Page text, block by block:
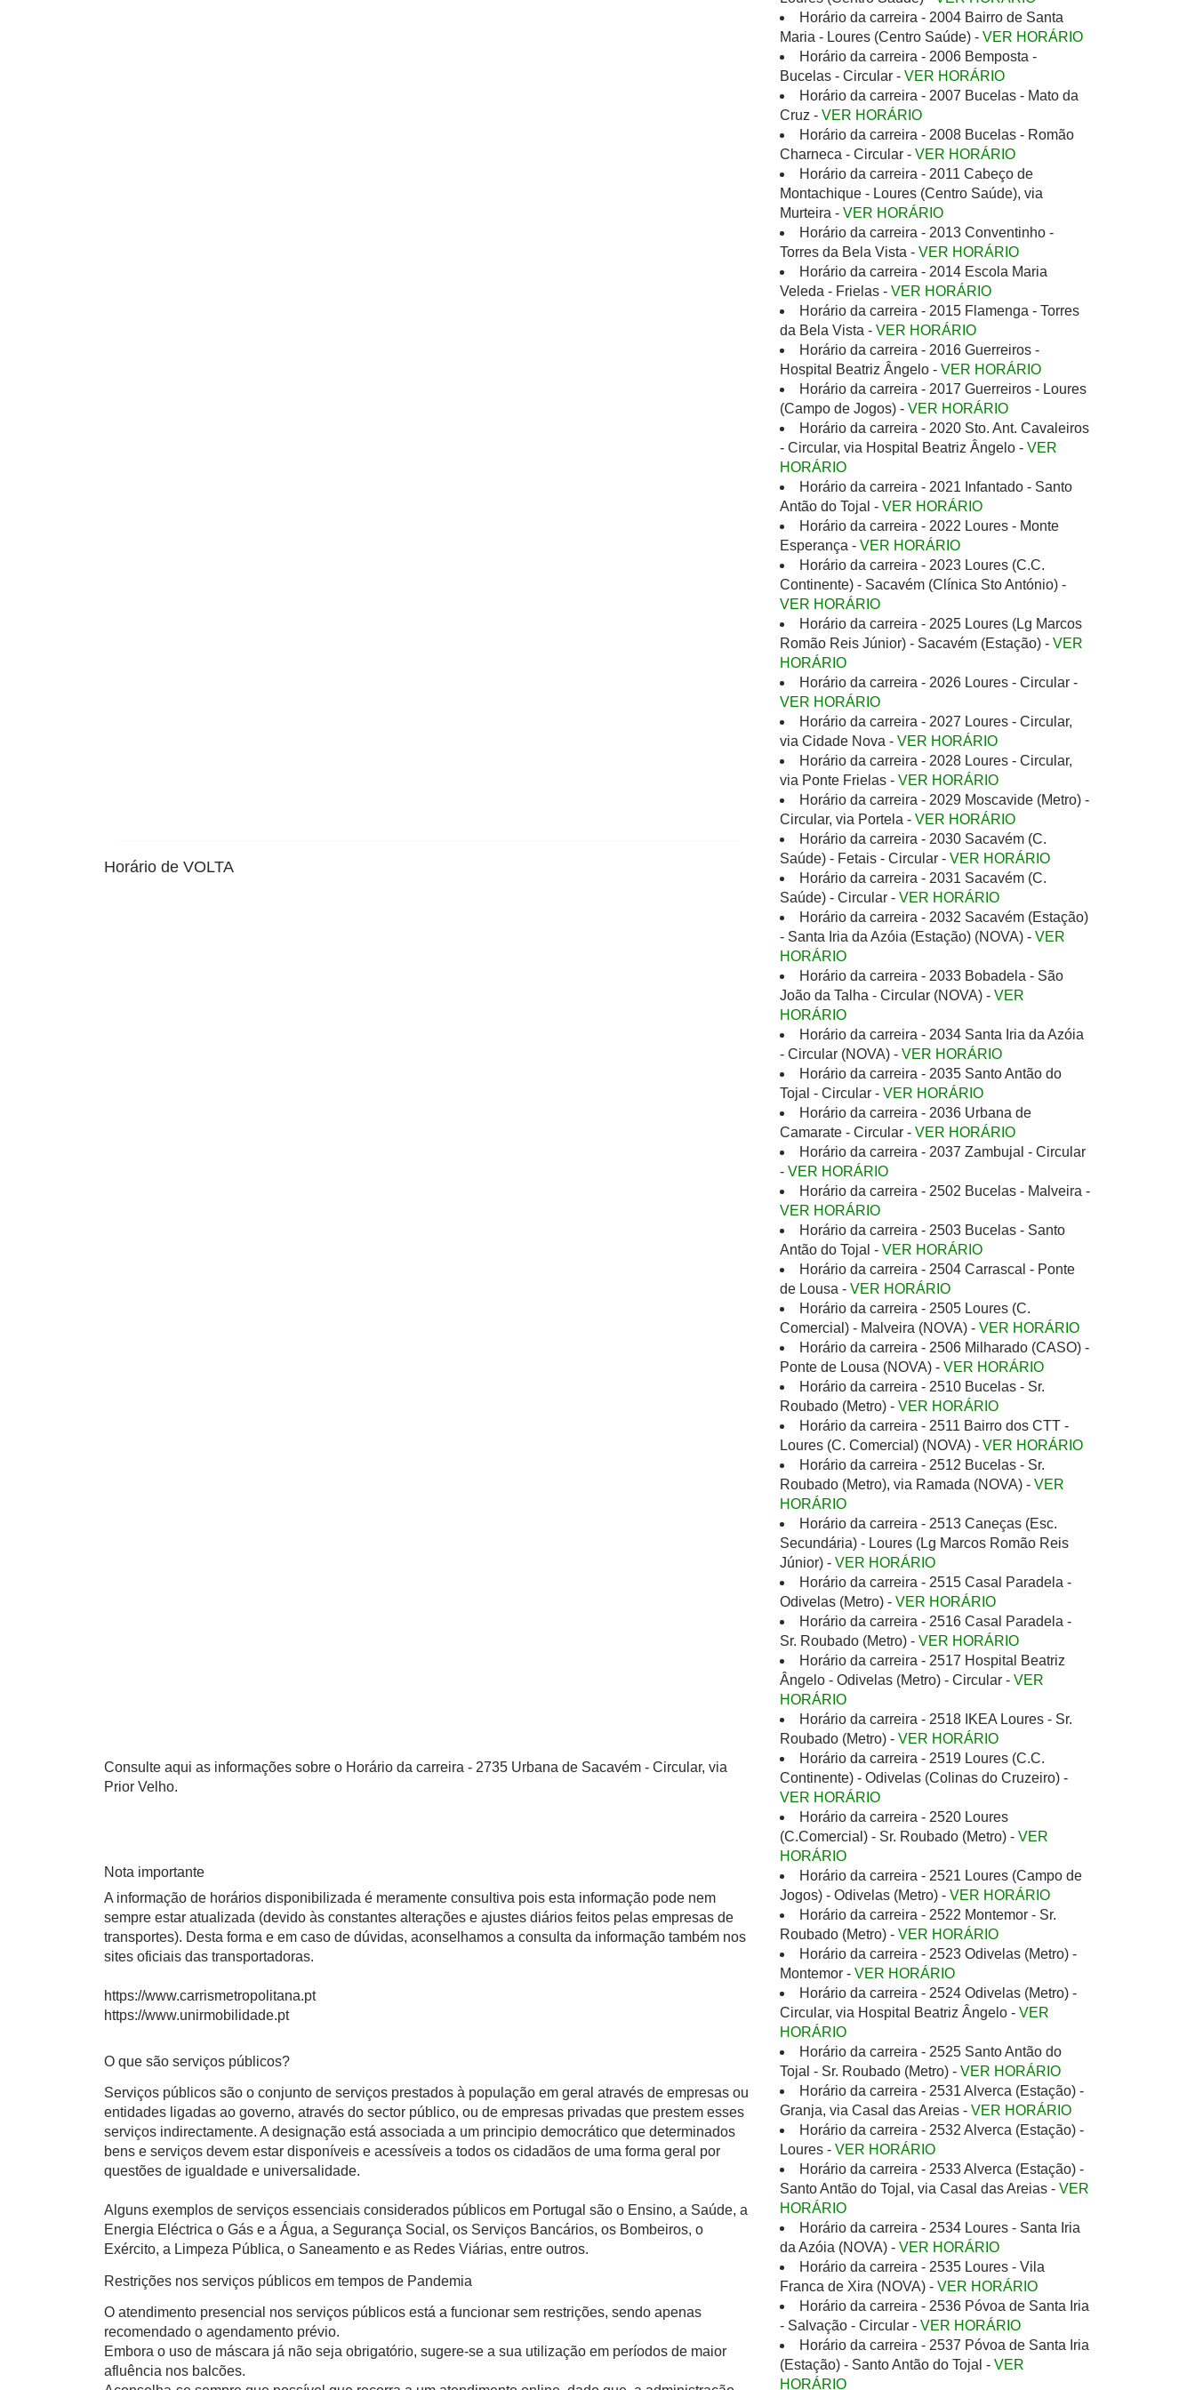
Horário de VOLTA
Consulte aqui as informações sobre o Horário da carreira - 2735 Urbana de Sacavém - Circular, via
Prior Velho.
Nota importante
A informação de horários disponibilizada é meramente consultiva pois esta informação pode nem
sempre estar atualizada (devido às constantes alterações e ajustes diários feitos pelas empresas de
transportes). Desta forma e em caso de dúvidas, aconselhamos a consulta da informação também nos
sites oficiais das transportadoras.
https://www.carrismetropolitana.pt
https://www.unirmobilidade.pt
O que são serviços públicos?
Serviços públicos são o conjunto de serviços prestados à população em geral através de empresas ou
entidades ligadas ao governo, através do sector público, ou de empresas privadas que prestem esses
serviços indirectamente. A designação está associada a um principio democrático que determinados
bens e serviços devem estar disponíveis e acessíveis a todos os cidadãos de uma forma geral por
questões de igualdade e universalidade.
Alguns exemplos de serviços essenciais considerados públicos em Portugal são o Ensino, a Saúde, a
Energia Eléctrica o Gás e a Água, a Segurança Social, os Serviços Bancários, os Bombeiros, o
Exército, a Limpeza Pública, o Saneamento e as Redes Viárias, entre outros.
Restrições nos serviços públicos em tempos de Pandemia
O atendimento presencial nos serviços públicos está a funcionar sem restrições, sendo apenas
recomendado o agendamento prévio.
Embora o uso de máscara já não seja obrigatório, sugere-se a sua utilização em períodos de maior
afluência nos balcões.
Horário da carreira - 2004 Bairro de Santa
Maria - Loures (Centro Saúde) - VER HORÁRIO
Horário da carreira - 2006 Bemposta -
Bucelas - Circular - VER HORÁRIO
Horário da carreira - 2007 Bucelas - Mato da
Cruz - VER HORÁRIO
Horário da carreira - 2008 Bucelas - Romão
Charneca - Circular - VER HORÁRIO
Horário da carreira - 2011 Cabeço de
Montachique - Loures (Centro Saúde), via
Murteira - VER HORÁRIO
Horário da carreira - 2013 Conventinho -
Torres da Bela Vista - VER HORÁRIO
Horário da carreira - 2014 Escola Maria
Veleda - Frielas - VER HORÁRIO
Horário da carreira - 2015 Flamenga - Torres
da Bela Vista - VER HORÁRIO
Horário da carreira - 2016 Guerreiros -
Hospital Beatriz Ângelo - VER HORÁRIO
Horário da carreira - 2017 Guerreiros - Loures
(Campo de Jogos) - VER HORÁRIO
Horário da carreira - 2020 Sto. Ant. Cavaleiros
- Circular, via Hospital Beatriz Ângelo - VER
HORÁRIO
Horário da carreira - 2021 Infantado - Santo
Antão do Tojal - VER HORÁRIO
Horário da carreira - 2022 Loures - Monte
Esperança - VER HORÁRIO
Horário da carreira - 2023 Loures (C.C.
Continente) - Sacavém (Clínica Sto António) -
VER HORÁRIO
Horário da carreira - 2025 Loures (Lg Marcos
Romão Reis Júnior) - Sacavém (Estação) - VER
HORÁRIO
Horário da carreira - 2026 Loures - Circular -
VER HORÁRIO
Horário da carreira - 2027 Loures - Circular,
via Cidade Nova - VER HORÁRIO
Horário da carreira - 2028 Loures - Circular,
via Ponte Frielas - VER HORÁRIO
Horário da carreira - 2029 Moscavide (Metro) -
Circular, via Portela - VER HORÁRIO
Horário da carreira - 2030 Sacavém (C.
Saúde) - Fetais - Circular - VER HORÁRIO
Horário da carreira - 2031 Sacavém (C.
Saúde) - Circular - VER HORÁRIO
Horário da carreira - 2032 Sacavém (Estação)
- Santa Iria da Azóia (Estação) (NOVA) - VER
HORÁRIO
Horário da carreira - 2033 Bobadela - São
João da Talha - Circular (NOVA) - VER
HORÁRIO
Horário da carreira - 2034 Santa Iria da Azóia
- Circular (NOVA) - VER HORÁRIO
Horário da carreira - 2035 Santo Antão do
Tojal - Circular - VER HORÁRIO
Horário da carreira - 2036 Urbana de
Camarate - Circular - VER HORÁRIO
Horário da carreira - 2037 Zambujal - Circular
- VER HORÁRIO
Horário da carreira - 2502 Bucelas - Malveira -
VER HORÁRIO
Horário da carreira - 2503 Bucelas - Santo
Antão do Tojal - VER HORÁRIO
Horário da carreira - 2504 Carrascal - Ponte
de Lousa - VER HORÁRIO
Horário da carreira - 2505 Loures (C.
Comercial) - Malveira (NOVA) - VER HORÁRIO
Horário da carreira - 2506 Milharado (CASO) -
Ponte de Lousa (NOVA) - VER HORÁRIO
Horário da carreira - 2510 Bucelas - Sr.
Roubado (Metro) - VER HORÁRIO
Horário da carreira - 2511 Bairro dos CTT -
Loures (C. Comercial) (NOVA) - VER HORÁRIO
Horário da carreira - 2512 Bucelas - Sr.
Roubado (Metro), via Ramada (NOVA) - VER
HORÁRIO
Horário da carreira - 2513 Caneças (Esc.
Secundária) - Loures (Lg Marcos Romão Reis
Júnior) - VER HORÁRIO
Horário da carreira - 2515 Casal Paradela -
Odivelas (Metro) - VER HORÁRIO
Horário da carreira - 2516 Casal Paradela -
Sr. Roubado (Metro) - VER HORÁRIO
Horário da carreira - 2517 Hospital Beatriz
Ângelo - Odivelas (Metro) - Circular - VER
HORÁRIO
Horário da carreira - 2518 IKEA Loures - Sr.
Roubado (Metro) - VER HORÁRIO
Horário da carreira - 2519 Loures (C.C.
Continente) - Odivelas (Colinas do Cruzeiro) -
VER HORÁRIO
Horário da carreira - 2520 Loures
(C.Comercial) - Sr. Roubado (Metro) - VER
HORÁRIO
Horário da carreira - 2521 Loures (Campo de
Jogos) - Odivelas (Metro) - VER HORÁRIO
Horário da carreira - 2522 Montemor - Sr.
Roubado (Metro) - VER HORÁRIO
Horário da carreira - 2523 Odivelas (Metro) -
Montemor - VER HORÁRIO
Horário da carreira - 2524 Odivelas (Metro) -
Circular, via Hospital Beatriz Ângelo - VER
HORÁRIO
Horário da carreira - 2525 Santo Antão do
Tojal - Sr. Roubado (Metro) - VER HORÁRIO
Horário da carreira - 2531 Alverca (Estação) -
Granja, via Casal das Areias - VER HORÁRIO
Horário da carreira - 2532 Alverca (Estação) -
Loures - VER HORÁRIO
Horário da carreira - 2533 Alverca (Estação) -
Santo Antão do Tojal, via Casal das Areias - VER
HORÁRIO
Horário da carreira - 2534 Loures - Santa Iria
da Azóia (NOVA) - VER HORÁRIO
Horário da carreira - 2535 Loures - Vila
Franca de Xira (NOVA) - VER HORÁRIO
Horário da carreira - 2536 Póvoa de Santa Iria
- Salvação - Circular - VER HORÁRIO
Horário da carreira - 2537 Póvoa de Santa Iria
(Estação) - Santo Antão do Tojal - VER
HORÁRIO